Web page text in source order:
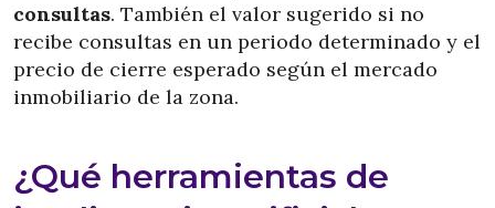
consultas. También el valor sugerido si no
recibe consultas en un periodo determinado y el
precio de cierre esperado según el mercado
inmobiliario de la zona.
¿Qué herramientas de